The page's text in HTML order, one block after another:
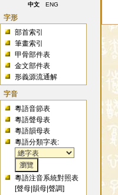
中文 ENG
字形
部首索引
筆畫索引
甲骨部件表
金文部件表
形義源流通解
字音
粵語音節表
粵語聲母表
粵語韻母表
粵語分類字表:
粵語注音系統對照表
[聲母 |韻母 |聲調]